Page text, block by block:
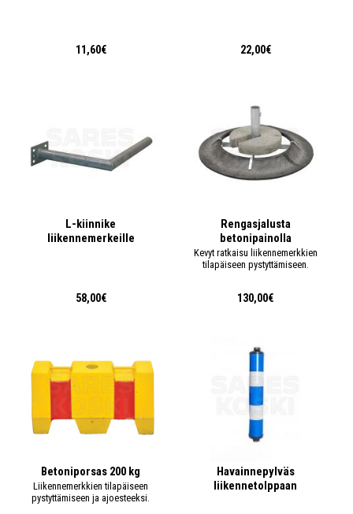
11,60€ 22,00€
L-kiinnike
liikennemerkeille
58,00€
Rengasjalusta
betonipainolla
Kevyt ratkaisu liikennemerkkien
tilapäiseen pystyttämiseen.
130,00€
Betoniporsas 200 kg
Liikennemerkkien tilapäiseen
pystyttämiseen ja ajoesteeksi.
Havainnepylväs
liikennetolppaan